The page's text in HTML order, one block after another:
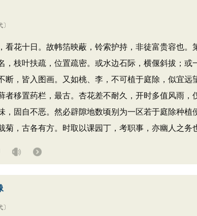
〕
十日。故帏箔映蔽，铃索护持，非徒富贵容也。
，枝叶扶疏，位置疏密。或水边石际，横偃斜拔；
断，皆入图画。又如桃、李，不可植于庭除，似宜
者移置药栏，最古。杏花差不耐久，开时多值风雨，
，固自不恶。然必辟隙地数顷别为一区若于庭除种
菊，古各有方。时取以课园丁，考职事，亦幽人之务
〕